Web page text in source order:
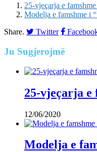
25-vjeçarja e
Modelja e famshme i
Share.
Twitter
Ju Sugjerojmë
25-vjeçarja e
12/06/2020
Modelja e